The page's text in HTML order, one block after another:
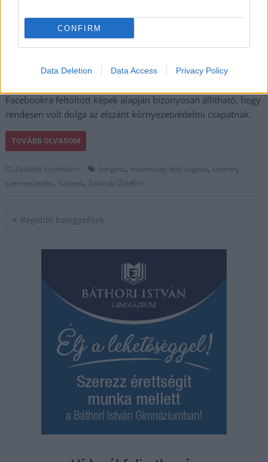
CONFIRM
Data Deletion Data Access Privacy Policy
Holt-Zagyva
Facebookra feltöltött képek alapján bizonyosan állítható, hogy
rendesen volt dolga az elszánt környezetvédelmi csapatnak.
TOVÁBB OLVASOM
Zöldebb Szolnokért horgász, malomzugi holt-zagyva, szemét,
szemétszedés, Szolnok, Szolnoki ZöldErő
Bejegyzés
Régebbi bejegyzések